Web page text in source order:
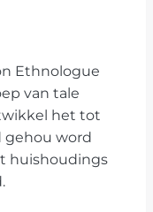
Ethnologue
van tale
het tot
gehou word
huishoudings